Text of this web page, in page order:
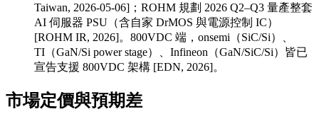
Taiwan, 2026-05-06]；ROHM 規劃 2026 Q2–Q3 量產整套
AI 伺服器 PSU（含自家 DrMOS 與電源控制 IC）
[ROHM IR, 2026]。800VDC 端，onsemi（SiC/Si）、
TI（GaN/Si power stage）、Infineon（GaN/SiC/Si）皆已
宣告支援 800VDC 架構 [EDN, 2026]。
市場定價與預期差